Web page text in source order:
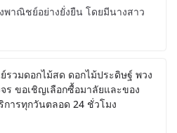
าณิชย์อย่างยั่งยืน โดยมีนางสาว
รวมดอกไม้สด ดอกไม้ประดิษฐ์ พวง
ขอเชิญเลือกซื้อมาลัยและของ
ารทุกวันตลอด 24 ชั่วโมง